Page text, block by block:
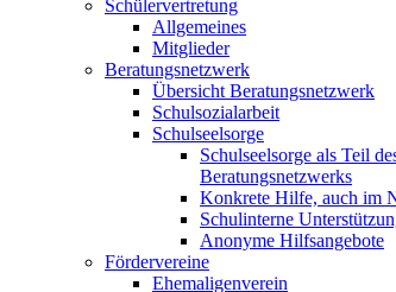
Schülervertretung
Allgemeines
Mitglieder
Beratungsnetzwerk
Übersicht Beratungsnetzwerk
Schulsozialarbeit
Schulseelsorge
Schulseelsorge als Teil
Beratungsnetzwerks
Konkrete Hilfe, auch im
Schulinterne
Anonyme Hilfsangebote
Fördervereine
Ehemaligenverein